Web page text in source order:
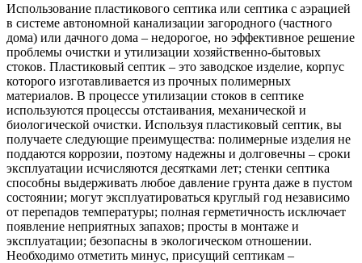
Использование пластикового септика или септика с аэрацией
в системе автономной канализации загородного (частного
дома) или дачного дома – недорогое, но эффективное решение
проблемы очистки и утилизации хозяйственно-бытовых
стоков. Пластиковый септик – это заводское изделие, корпус
которого изготавливается из прочных полимерных
материалов. В процессе утилизации стоков в септике
используются процессы отстаивания, механической и
биологической очистки. Используя пластиковый септик, вы
получаете следующие преимущества: полимерные изделия не
поддаются коррозии, поэтому надежны и долговечны – сроки
эксплуатации исчисляются десятками лет; стенки септика
способны выдерживать любое давление грунта даже в пустом
состоянии; могут эксплуатироваться круглый год независимо
от перепадов температуры; полная герметичность исключает
появление неприятных запахов; просты в монтаже и
эксплуатации; безопасны в экологическом отношении.
Необходимо отметить минус, присущий септикам –